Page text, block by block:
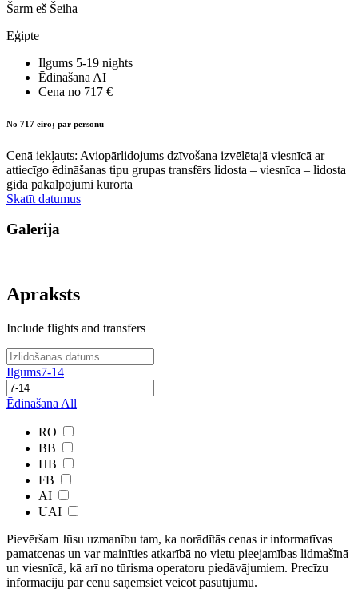
Šarm eš Šeiha
Ēģipte
Ilgums 5-19 nights
Ēdinašana AI
Cena no 717 €
No 717 eiro; par personu
Cenā iekļauts: Aviopārlidojums dzīvošana izvēlētajā viesnīcā ar
attiecīgo ēdināšanas tipu grupas transfērs lidosta – viesnīca – lidosta
gida pakalpojumi kūrortā
Skatīt datumus
Galerija
Apraksts
Include flights and transfers
Ilgums7-14
Ēdinašana All
RO
BB
HB
FB
AI
UAI
Pievēršam Jūsu uzmanību tam, ka norādītās cenas ir ​informatīvas ​
pamatcenas un var mainīties atkarībā ​no ​vietu pieejamības lidmašīnā
un viesnīcā, kā arī no tūrisma operatoru piedāvājumiem. Precīzu
informāciju par cenu saņemsiet veicot pasūtījumu.